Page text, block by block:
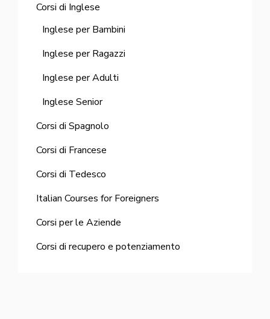
Corsi di Inglese
Inglese per Bambini
Inglese per Ragazzi
Inglese per Adulti
Inglese Senior
Corsi di Spagnolo
Corsi di Francese
Corsi di Tedesco
Italian Courses for Foreigners
Corsi per le Aziende
Corsi di recupero e potenziamento